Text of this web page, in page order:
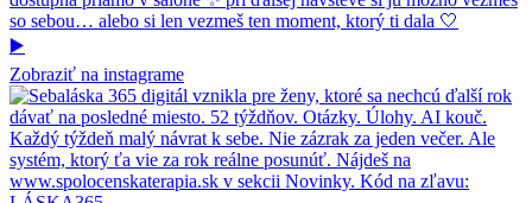
▶️
Zobraziť na instagrame